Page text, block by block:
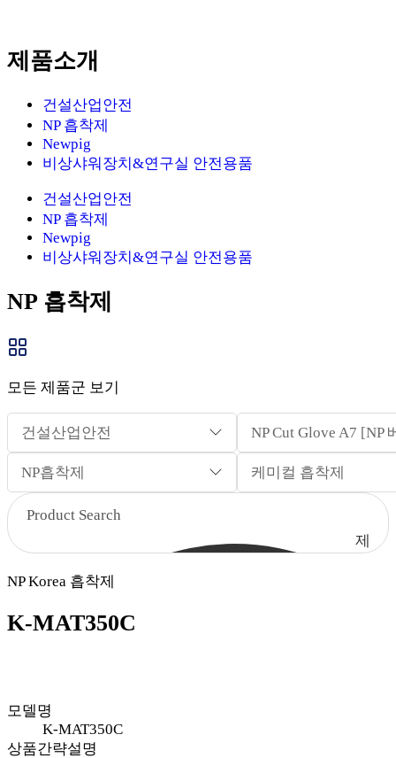
제품소개
건설산업안전
NP 흡착제
Newpig
비상샤워장치&연구실 안전용품
건설산업안전
NP 흡착제
Newpig
비상샤워장치&연구실 안전용품
NP 흡착제
모든 제품군 보기
건설산업안전 NP Cut Glove A7 [NP
NP흡착제 케미컬 흡착제
제
NP Korea 흡착제
K-MAT350C
모델명
K-MAT350C
상품간략설명